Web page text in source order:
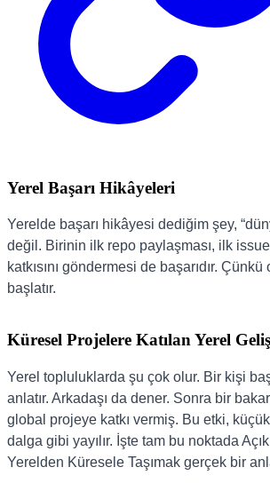
Yerel Başarı Hikâyeleri
Yerelde başarı hikâyesi dediğim şey,
değil. Birinin ilk repo paylaşması, ilk
katkısını göndermesi de başarıdır. Çünkü
başlatır.
Küresel Projelere Katılan Yerel
Yerel topluluklarda şu çok olur. Bir kişi
anlatır. Arkadaşı da dener. Sonra bir
global projeye katkı vermiş. Bu etki,
dalga gibi yayılır. İşte tam bu noktada
Yerelden Küresele Taşımak gerçek bir